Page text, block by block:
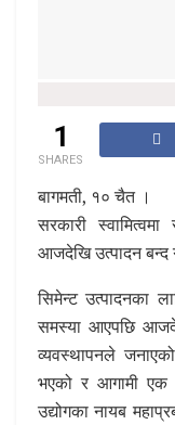
1
SHARES
बागमती, १० चैत ।
सरकारी
आजदेखि उत्पादन बन्द
सिमेन्ट उत्पादनका
समस्या आएपछि
व्यवस्थापनले
भएको र आगामी एक
उद्योगका नायब